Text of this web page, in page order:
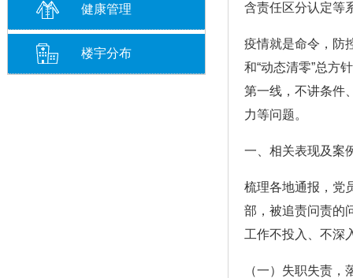
健康管理
楼宇分布
含责任区分认定等
疫情就是命令，防
和“动态清零”总方
第一线，不讲条件
力等问题。
一、相关表现及案
梳理各地通报，党
部，被追责问责的
工作不投入、不深
（一）失职失责，